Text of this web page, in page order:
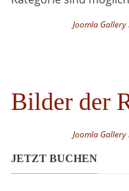
Joomla Gallery
Bilder der
Joomla Gallery
JETZT BUCHEN